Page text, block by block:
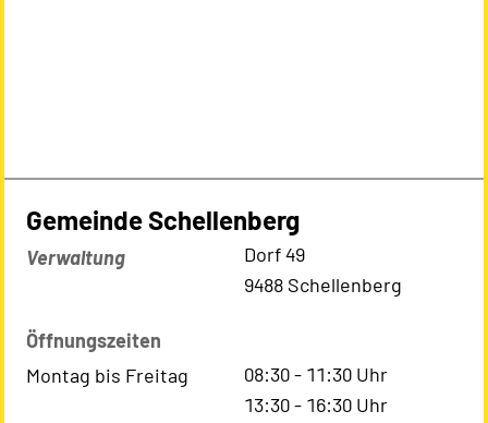
Gemeinde Schellenberg
Verwaltung
Dorf 49
9488 Schellenberg
Öffnungszeiten
Montag bis Freitag
08:30- 11:30 Uhr
13:30- 16:30 Uhr